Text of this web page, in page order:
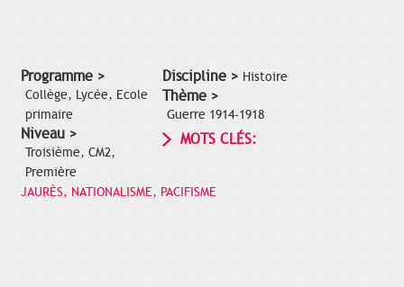
Programme >
Collège, Lycée, Ecole
primaire
Niveau >
Troisième, CM2,
Première
Discipline > Histoire
Thème >
Guerre 1914-1918
MOTS CLÉS:
JAURÈS, NATIONALISME, PACIFISME